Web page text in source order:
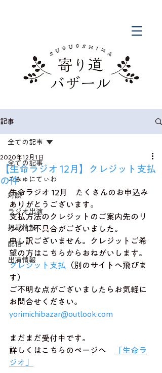
記事
全ての記事
こみゅにてぃわ
対談
ラジオ出演
掲載情報
配信
出演情報
全ての記事
【生命ラジオ 12月】クレジット支払
の件
2020年12月1日
生命ラジオ 12月　たくさんのお申込み
ありがとうございます。
支払方法のクレジットのご案内先のリ
ンクに不具合がございました。
申し訳ございません。クレジットご希
望の方はこちらからおねがいします。
クレジット支払
（別のサイトへ飛びま
す）
ご不明な点がございましたらお気軽に
お問合せください。
yorimichibazar@outlook.com
まだまだ受付中です。
詳しくはこちらのページへ
「生命ラ
ジオ」